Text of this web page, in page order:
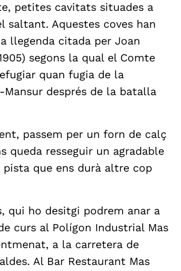
petites cavitats situades a
saltant. Aquestes coves han
llegenda citada per Joan
segons la qual el Comte
quan fugia de la
Mansur després de la batalla
passem per un forn de calç
queda resseguir un agradable
que ens durà altre cop
qui ho desitgi podrem anar a
curs al Polígon Industrial Mas
a la carretera de
Al Bar Restaurant Mas